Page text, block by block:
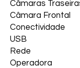
Câmaras
Câmara Frontal
Conectividade
USB
Rede
Operadora